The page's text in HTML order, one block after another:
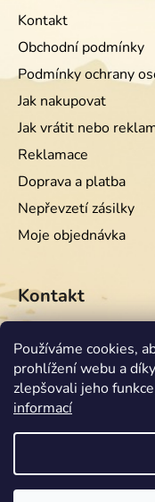
Používáme cookies,
prohlížení webu a
zlepšovali jeho
informací
Kontakt
Obchodní podmínky
Podmínky ochrany
Jak nakupovat
Jak vrátit nebo
Reklamace
Doprava a platba
Nepřevzetí zásilky
Moje objednávka
Kontakt
info @